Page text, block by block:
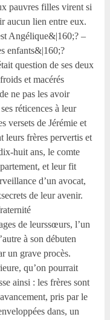
pauvres filles virent si
aucun lien entre eux.
Angélique&|160;? –
enfants&|160;?
question de ses deux
et macérés
ne pas les avoir
réticences à leur
versets de Jérémie et
leurs frères pervertis et
huit ans, le comte
et leur fit
d’un avocat,
de leur avenir.
de leurssœurs, l’un
à son débuten
un grave procès.
qu’on pourrait
ainsi : les frères sont
pris par le
dans, un